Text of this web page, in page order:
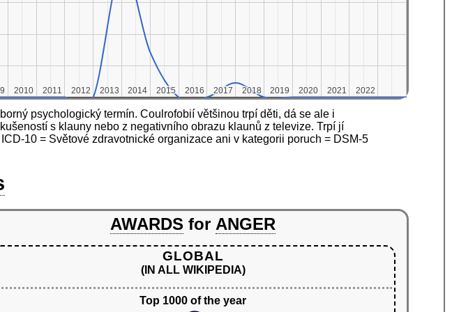
2010
2010 2011
2011 2012
2012 2013
2013 2014
2014 2015
2015 2016
2016 2017
2017 2018
2018 2019
2019 2020
2020 2021
2021 2022
2022
psychologický termín. Coulrofobií většinou trpí děti, dá se ale i
s klauny nebo z negativního obrazu klaunů z televize. Trpí jí
10 = Světové zdravotnické organizace ani v kategorii poruch = DSM-5
AWARDS for ANGER
GLOBAL
(IN ALL WIKIPEDIA)
Top 1000 of the year